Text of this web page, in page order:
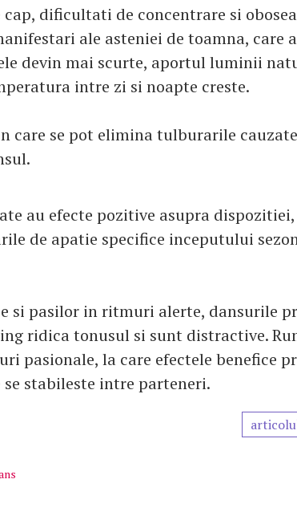
dificultati de concentrare si
ale asteniei de toamna, care
devin mai scurte, aportul luminii
intre zi si noapte creste.
care se pot elimina tulburarile
au efecte pozitive asupra dispozitiei,
de apatie specifice inceputului
si pasilor in ritmuri alerte, dansurile
ridica tonusul si sunt distractive.
pasionale, la care efectele benefice
stabileste intre parteneri.